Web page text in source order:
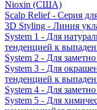
Nioxin (США)
Scalp Relief - Серия
3D Styling - Линия
System 1 - Для
тенденцией к
System 2 - Для
System 3 - Для
тенденцией к
System 4 - Для
System 5 - Для